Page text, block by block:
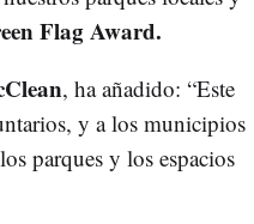
Flag Award.
, ha añadido: “Este
y a los municipios
parques y los espacios